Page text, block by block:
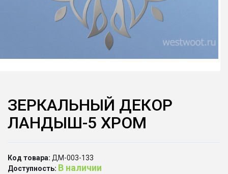
ЗЕРКАЛЬНЫЙ ДЕКОР
ЛАНДЫШ-5 ХРОМ
Код товара: ДМ-003-133
Доступность: В наличии